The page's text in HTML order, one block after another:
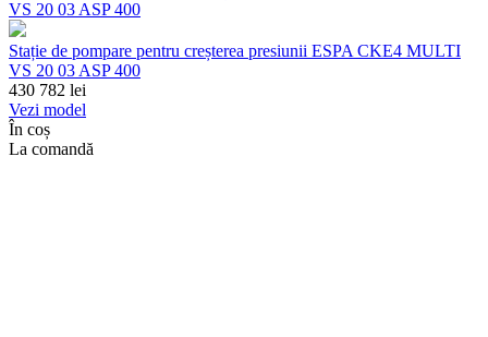
Stație de pompare pentru creșterea presiunii ESPA CKE4 MULTI
VS 20 03 ASP 400
430 782 lei
Vezi model
În coș
La comandă